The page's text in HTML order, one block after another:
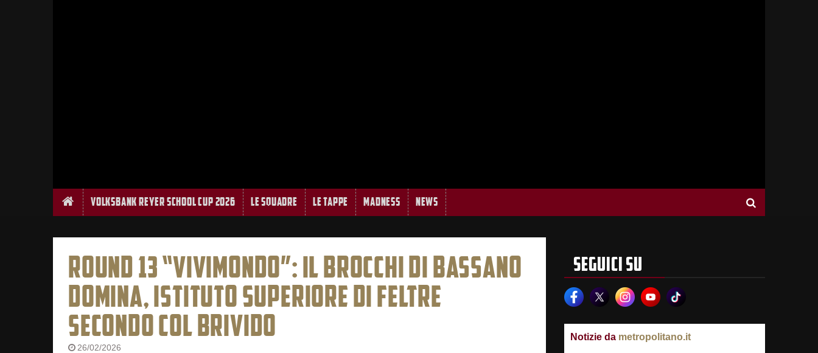
HomeVolksbank Reyer School Cup 2026 Le Squadre Le tappe MADNESS News
ROUND 13 “VIVIMONDO”: IL BROCCHI DI BASSANO
DOMINA, ISTITUTO SUPERIORE DI FELTRE
SECONDO COL BRIVIDO
26/02/2026
SEGUICI SU
Notizie da metropolitano.it